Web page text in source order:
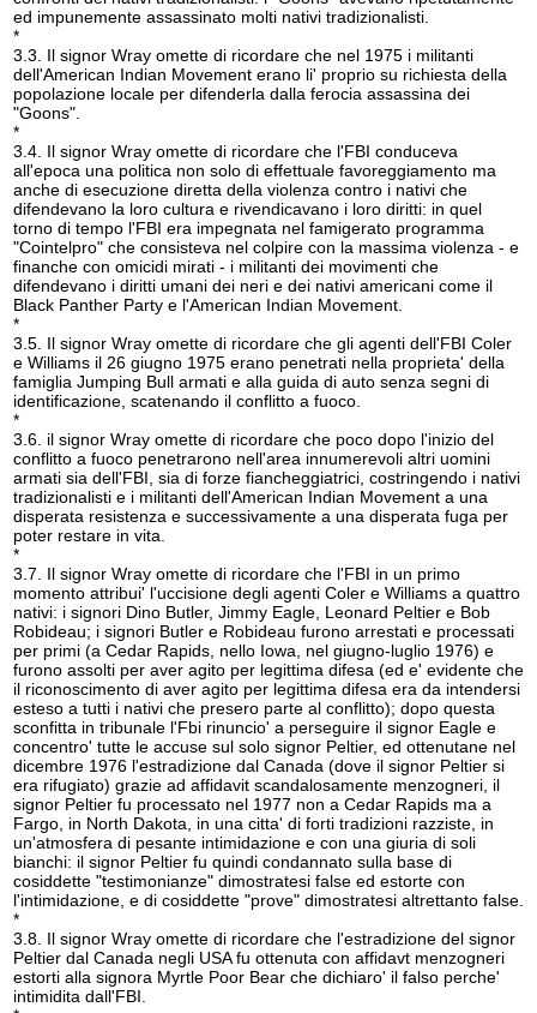
ed impunemente assassinato molti nativi tradizionalisti.
*
3.3. Il signor Wray omette di ricordare che nel 1975 i militanti
dell'American Indian Movement erano li' proprio su richiesta della
popolazione locale per difenderla dalla ferocia assassina dei
"Goons".
*
3.4. Il signor Wray omette di ricordare che l'FBI conduceva
all'epoca una politica non solo di effettuale favoreggiamento ma
anche di esecuzione diretta della violenza contro i nativi che
difendevano la loro cultura e rivendicavano i loro diritti: in quel
torno di tempo l'FBI era impegnata nel famigerato programma
"Cointelpro" che consisteva nel colpire con la massima violenza - e
finanche con omicidi mirati - i militanti dei movimenti che
difendevano i diritti umani dei neri e dei nativi americani come il
Black Panther Party e l'American Indian Movement.
*
3.5. Il signor Wray omette di ricordare che gli agenti dell'FBI Coler
e Williams il 26 giugno 1975 erano penetrati nella proprieta' della
famiglia Jumping Bull armati e alla guida di auto senza segni di
identificazione, scatenando il conflitto a fuoco.
*
3.6. il signor Wray omette di ricordare che poco dopo l'inizio del
conflitto a fuoco penetrarono nell'area innumerevoli altri uomini
armati sia dell'FBI, sia di forze fiancheggiatrici, costringendo i nativi
tradizionalisti e i militanti dell'American Indian Movement a una
disperata resistenza e successivamente a una disperata fuga per
poter restare in vita.
*
3.7. Il signor Wray omette di ricordare che l'FBI in un primo
momento attribui' l'uccisione degli agenti Coler e Williams a quattro
nativi: i signori Dino Butler, Jimmy Eagle, Leonard Peltier e Bob
Robideau; i signori Butler e Robideau furono arrestati e processati
per primi (a Cedar Rapids, nello Iowa, nel giugno-luglio 1976) e
furono assolti per aver agito per legittima difesa (ed e' evidente che
il riconoscimento di aver agito per legittima difesa era da intendersi
esteso a tutti i nativi che presero parte al conflitto); dopo questa
sconfitta in tribunale l'Fbi rinuncio' a perseguire il signor Eagle e
concentro' tutte le accuse sul solo signor Peltier, ed ottenutane nel
dicembre 1976 l'estradizione dal Canada (dove il signor Peltier si
era rifugiato) grazie ad affidavit scandalosamente menzogneri, il
signor Peltier fu processato nel 1977 non a Cedar Rapids ma a
Fargo, in North Dakota, in una citta' di forti tradizioni razziste, in
un'atmosfera di pesante intimidazione e con una giuria di soli
bianchi: il signor Peltier fu quindi condannato sulla base di
cosiddette "testimonianze" dimostratesi false ed estorte con
l'intimidazione, e di cosiddette "prove" dimostratesi altrettanto false.
*
3.8. Il signor Wray omette di ricordare che l'estradizione del signor
Peltier dal Canada negli USA fu ottenuta con affidavt menzogneri
estorti alla signora Myrtle Poor Bear che dichiaro' il falso perche'
intimidita dall'FBI.